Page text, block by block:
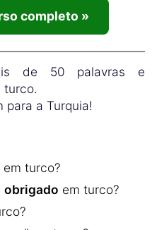
completo »
de 50 palavras e
turco.
para a Turquia!
em turco?
obrigado em turco?